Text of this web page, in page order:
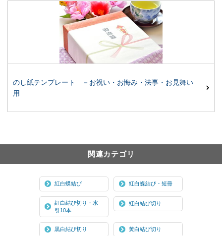
のし紙テンプレート －お祝い・お悔み・法事・お見舞い
用
関連カテゴリ
紅白蝶結び 紅白蝶結び・短冊
紅白結び切り・水
引10本
紅白結び切り
黒白結び切り 黄白結び切り